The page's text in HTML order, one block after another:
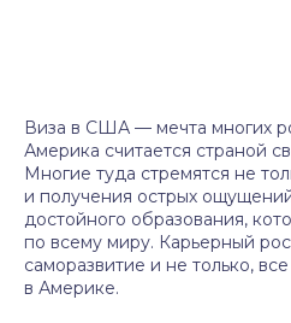
Виза в США — мечта многих
Америка считается страной
Многие туда стремятся не
и получения острых
достойного образования,
по всему миру. Карьерный
саморазвитие и не только,
в Америке.